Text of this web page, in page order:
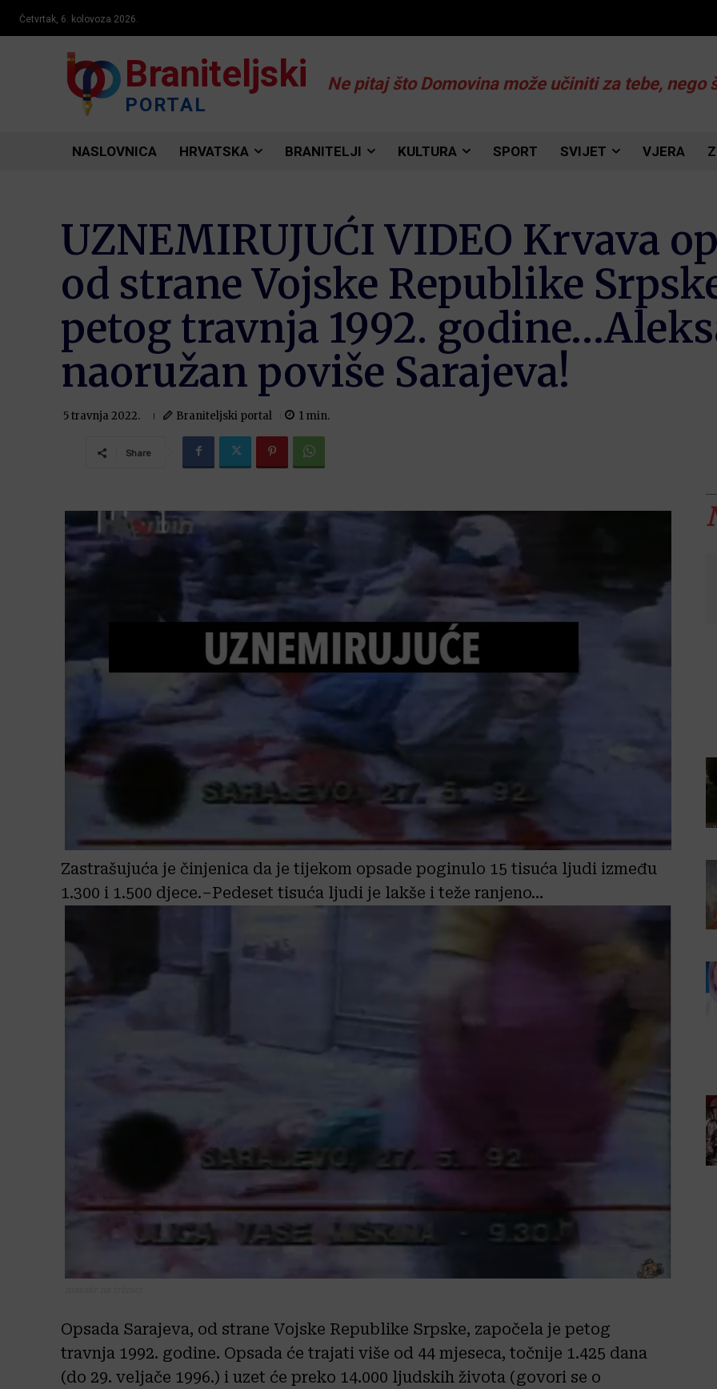
Četvrtak, 6. kolovoza 2026.
Braniteljski
PORTAL
Ne pitaj što Domovina može učiniti za tebe, nego
NASLOVNICA HRVATSKA BRANITELJI KULTURA SPORT SVIJET VJERA
UZNEMIRUJUĆI VIDEO Krvava
od strane Vojske Republike
petog travnja 1992.
naoružan poviše Sarajeva!
5 travnja 2022. Braniteljski portal 1 min.
Share
Zastrašujuća je činjenica da je tijekom opsade poginulo 15 tisuća ljudi između
1.300 i 1.500 djece.–Pedeset tisuća ljudi je lakše i teže ranjeno…
Opsada Sarajeva, od strane Vojske Republike Srpske, započela je petog
travnja 1992. godine. Opsada će trajati više od 44 mjeseca, točnije 1.425 dana
(do 29. veljače 1996.) i uzet će preko 14.000 ljudskih života (govori se o